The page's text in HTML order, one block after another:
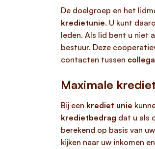
De doelgroep en het
kredietunie. U kunt
leden. Als lid bent u niet
bestuur. Deze
contacten tussen
Maximale
Bij een krediet unie
kredietbedrag dat u als
berekend op basis van
kijken naar uw inkomen